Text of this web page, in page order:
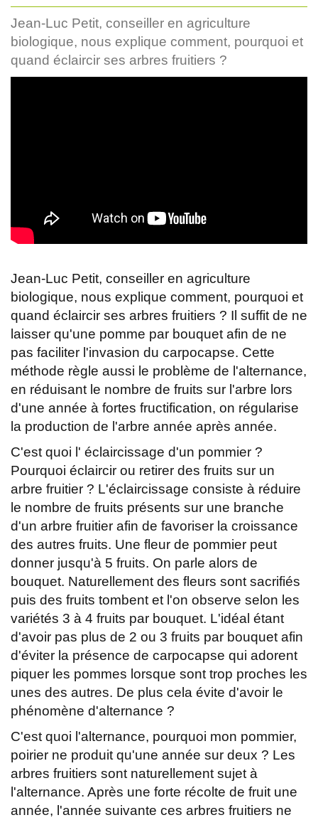
Jean-Luc Petit, conseiller en agriculture
biologique, nous explique comment, pourquoi et
quand éclaircir ses arbres fruitiers ?
Jean-Luc Petit, conseiller en agriculture
biologique, nous explique comment, pourquoi et
quand éclaircir ses arbres fruitiers ? Il suffit de ne
laisser qu'une pomme par bouquet afin de ne
pas faciliter l'invasion du carpocapse. Cette
méthode règle aussi le problème de l'alternance,
en réduisant le nombre de fruits sur l'arbre lors
d'une année à fortes fructification, on régularise
la production de l'arbre année après année.
C'est quoi l' éclaircissage d'un pommier ?
Pourquoi éclaircir ou retirer des fruits sur un
arbre fruitier ? L'éclaircissage consiste à réduire
le nombre de fruits présents sur une branche
d'un arbre fruitier afin de favoriser la croissance
des autres fruits. Une fleur de pommier peut
donner jusqu'à 5 fruits. On parle alors de
bouquet. Naturellement des fleurs sont sacrifiés
puis des fruits tombent et l'on observe selon les
variétés 3 à 4 fruits par bouquet. L'idéal étant
d'avoir pas plus de 2 ou 3 fruits par bouquet afin
d'éviter la présence de carpocapse qui adorent
piquer les pommes lorsque sont trop proches les
unes des autres. De plus cela évite d'avoir le
phénomène d'alternance ?
C'est quoi l'alternance, pourquoi mon pommier,
poirier ne produit qu'une année sur deux ? Les
arbres fruitiers sont naturellement sujet à
l'alternance. Après une forte récolte de fruit une
année, l'année suivante ces arbres fruitiers ne